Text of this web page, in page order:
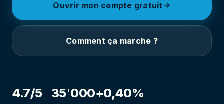
Ouvrir mon compte gratuit
Comment ça marche ?
4.7/5 35'000+0,40%